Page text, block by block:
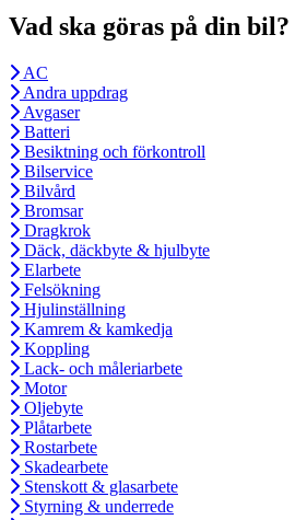
Vad ska göras på din bil?
AC
Andra uppdrag
Avgaser
Batteri
Besiktning och förkontroll
Bilservice
Bilvård
Bromsar
Dragkrok
Däck, däckbyte & hjulbyte
Elarbete
Felsökning
Hjulinställning
Kamrem & kamkedja
Koppling
Lack- och måleriarbete
Motor
Oljebyte
Plåtarbete
Rostarbete
Skadearbete
Stenskott & glasarbete
Styrning & underrede